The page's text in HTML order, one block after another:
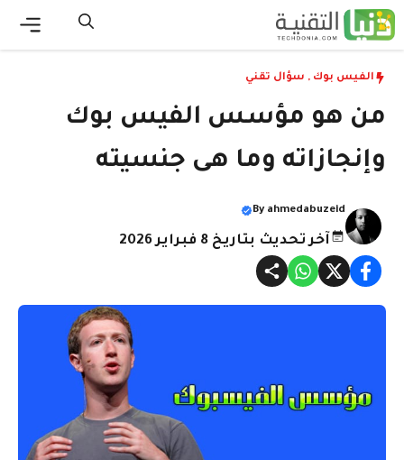
انتقل
إلى
الفيس بوك , سؤال تقني
من هو مؤسس الفيس بوك
وإنجازاته وما هى جنسيته
By ahmedabuzeid
آخر تحديث بتاريخ 8 فبراير 2026